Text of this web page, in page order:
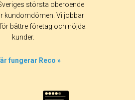
största oberoende
kundomdömen. Vi jobbar
bättre företag och nöjda
kunder.
fungerar Reco »